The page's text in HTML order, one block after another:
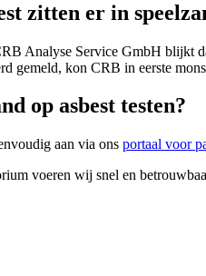
zitten er in
Analyse Service GmbH blijkt
gemeld, kon CRB in eerste
op asbest testen?
aan via ons portaal voor
voeren wij snel en